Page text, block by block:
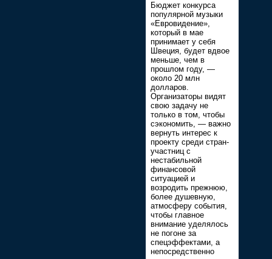
Бюджет конкурса
популярной музыки
«Евровидение»,
который в мае
принимает у себя
Швеция, будет вдвое
меньше, чем в
прошлом году, —
около 20 млн
долларов.
Организаторы видят
свою задачу не
только в том, чтобы
сэкономить, — важно
вернуть интерес к
проекту среди стран-
участниц с
нестабильной
финансовой
ситуацией и
возродить прежнюю,
более душевную,
атмосферу события,
чтобы главное
внимание уделялось
не погоне за
спецэффектами, а
непосредственно